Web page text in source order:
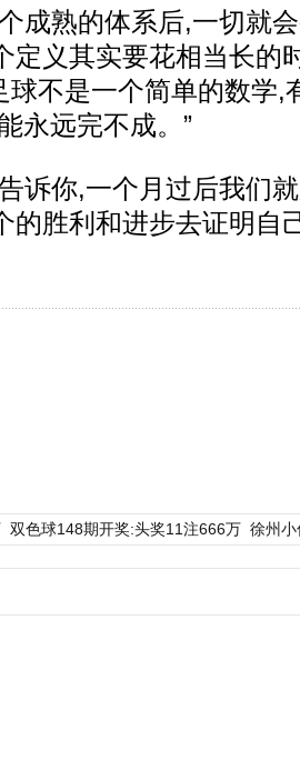
熟的体系后,一切就会
定义其实要花相当长的
球不是一个简单的数学,
永远完不成。”
你,一个月过后我们就
的胜利和进步去证明自
双色球148期开奖:头奖11注666万 徐州